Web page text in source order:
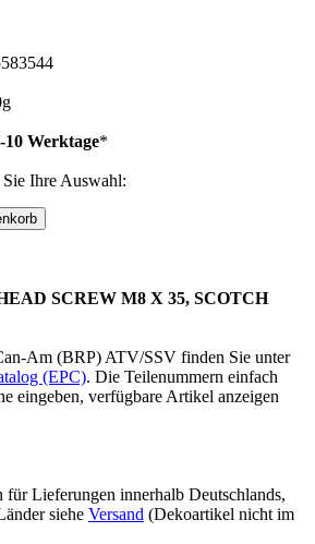
Werktage*
Ihre Auswahl:
SCREW M8 X 35, SCOTCH
Am (BRP) ATV/SSV finden Sie unter
(EPC). Die Teilenummern einfach
eingeben, verfügbare Artikel anzeigen
Lieferungen innerhalb Deutschlands,
siehe Versand (Dekoartikel nicht im